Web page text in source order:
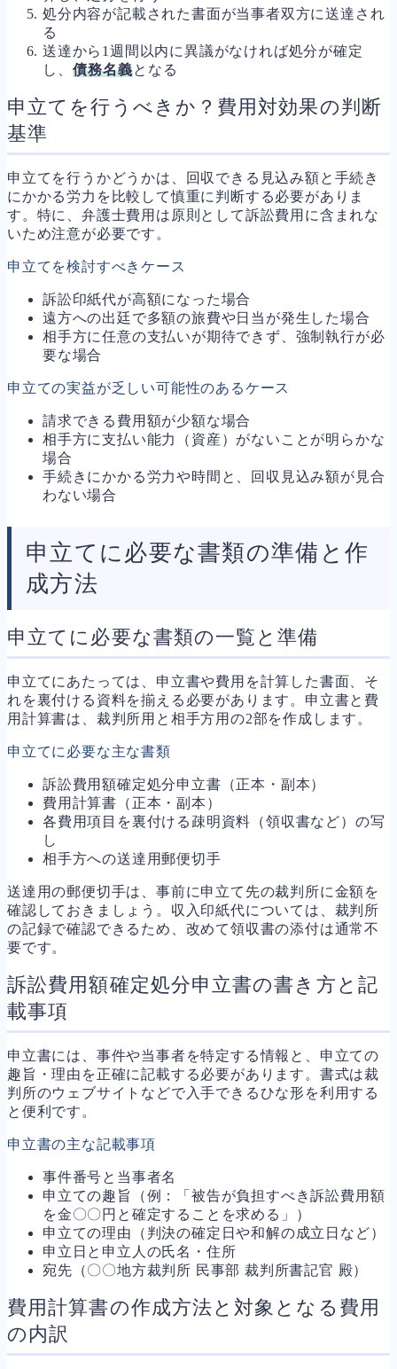
処分内容が記載された書面が当事者双方に送達され
る
送達から1週間以内に異議がなければ処分が確定
し、 債務名義となる
申立てを行うべきか？費用対効果の判断
基準
申立てを行うかどうかは、回収できる見込み額と手続き
にかかる労力を比較して慎重に判断する必要がありま
す。特に、弁護士費用は原則として訴訟費用に含まれな
いため注意が必要です。
申立てを検討すべきケース
訴訟印紙代が高額になった場合
遠方への出廷で多額の旅費や日当が発生した場合
相手方に任意の支払いが期待できず、強制執行が必
要な場合
申立ての実益が乏しい可能性のあるケース
請求できる費用額が少額な場合
相手方に支払い能力（資産）がないことが明らかな
場合
手続きにかかる労力や時間と、回収見込み額が見合
わない場合
申立てに必要な書類の準備と作
成方法
申立てに必要な書類の一覧と準備
申立てにあたっては、申立書や費用を計算した書面、そ
れを裏付ける資料を揃える必要があります。申立書と費
用計算書は、裁判所用と相手方用の2部を作成します。
申立てに必要な主な書類
訴訟費用額確定処分申立書（正本・副本）
費用計算書（正本・副本）
各費用項目を裏付ける疎明資料（領収書など）の写
し
相手方への送達用郵便切手
送達用の郵便切手は、事前に申立て先の裁判所に金額を
確認しておきましょう。収入印紙代については、裁判所
の記録で確認できるため、改めて領収書の添付は通常不
要です。
訴訟費用額確定処分申立書の書き方と記
載事項
申立書には、事件や当事者を特定する情報と、申立ての
趣旨・理由を正確に記載する必要があります。書式は裁
判所のウェブサイトなどで入手できるひな形を利用する
と便利です。
申立書の主な記載事項
事件番号と当事者名
申立ての趣旨（例：「被告が負担すべき訴訟費用額
を金〇〇円と確定することを求める」）
申立ての理由（判決の確定日や和解の成立日など）
申立日と申立人の氏名・住所
宛先（〇〇地方裁判所 民事部 裁判所書記官 殿）
費用計算書の作成方法と対象となる費用
の内訳